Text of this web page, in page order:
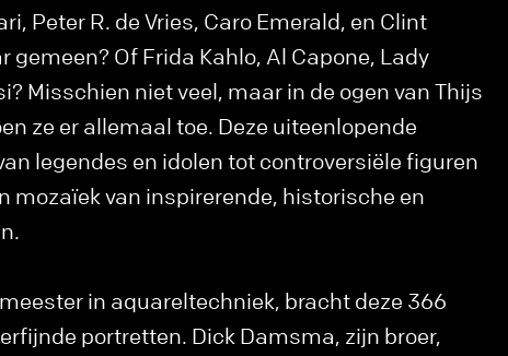
Peter R. de Vries, Caro Emerald, en Clint
gemeen? Of Frida Kahlo, Al Capone, Lady
Misschien niet veel, maar in de ogen van Thijs
ze er allemaal toe. Deze uiteenlopende
legendes en idolen tot controversiële figuren
mozaïek van inspirerende, historische en
in aquareltechniek, bracht deze 366
portretten. Dick Damsma, zijn broer,